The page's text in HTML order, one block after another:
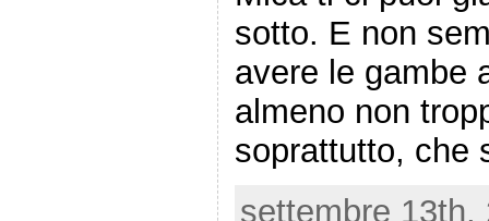
sotto. E non
avere le gambe
almeno non
soprattutto,
settembre 13th,